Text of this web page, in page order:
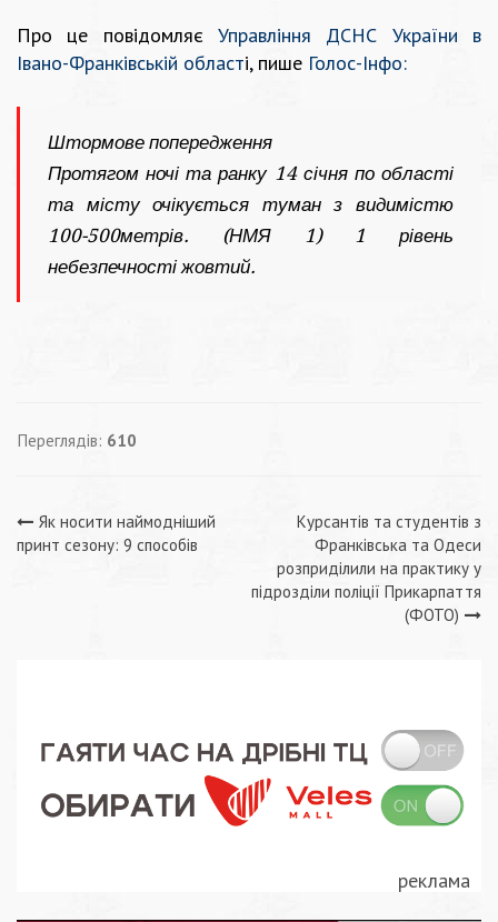
Про це повідомляє Управління ДСНС України в
Івано-Франківській області, пише Голос-Інфо:
Штормове попередження
Протягом ночі та ранку 14 січня по області
та місту очікується туман з видимістю
100-500метрів. (НМЯ 1) 1 рівень
небезпечності жовтий.
Переглядів: 610
Навігація
Як носити наймодніший
принт сезону: 9 способів
Курсантів та студентів з
Франківська та Одеси
розприділили на практику у
підрозділи поліції Прикарпаття
(ФОТО)